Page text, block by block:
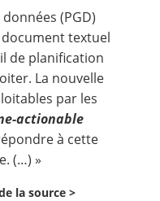
(PGD)
textuel
de planification
La nouvelle
par les
actionable
à cette
(…) »
la source >